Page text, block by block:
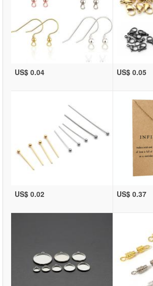
US$ 0.04 US$ 0.05
US$ 0.02 US$ 0.37